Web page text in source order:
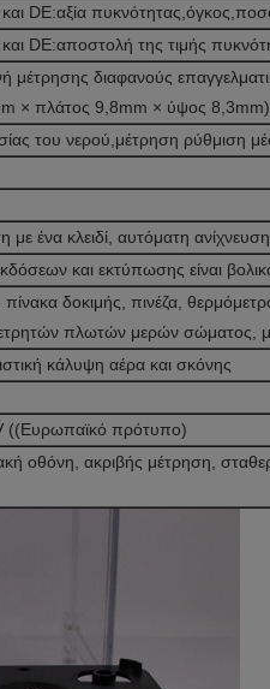
και DE:αξία
και DE:αποστολή της τιμής
μέτρησης διαφανούς
× πλάτος 9,8mm × ύψος 8,3mm)
του νερού,μέτρηση ρύθμιση
ένα κλειδί, αυτόματη ανίχνευση.
και εκτύπωσης είναι
πίνακα δοκιμής, πινέζα,
πλωτών μερών σώματος,
κάλυψη αέρα και σκόνης
((Ευρωπαϊκό πρότυπο)
οθόνη, ακριβής μέτρηση,